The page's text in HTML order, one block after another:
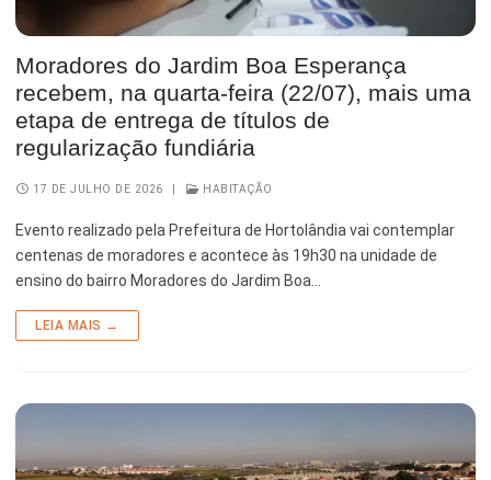
Moradores do Jardim Boa Esperança
recebem, na quarta-feira (22/07), mais uma
etapa de entrega de títulos de
regularização fundiária
17 DE JULHO DE 2026 HABITAÇÃO
Evento realizado pela Prefeitura de Hortolândia vai contemplar
centenas de moradores e acontece às 19h30 na unidade de
ensino do bairro Moradores do Jardim Boa…
LEIA MAIS →